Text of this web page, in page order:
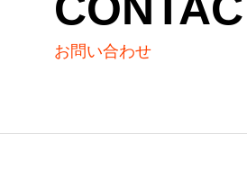
お問い合わせ